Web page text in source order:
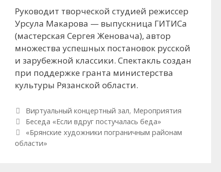
Руководит творческой студией режиссер
Урсула Макарова — выпускница ГИТИСа
(мастерская Сергея Женовача), автор
множества успешных постановок русской
и зарубежной классики. Спектакль создан
при поддержке гранта министерства
культуры Рязанской области.
Рубрики
Виртуальный концертный зал, Мероприятия
Навигация по записям
Беседа «Если вдруг постучалась беда»
«Брянские художники пограничным районам
области»